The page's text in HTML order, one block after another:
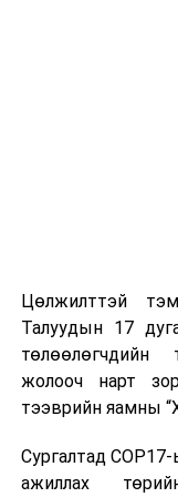
ДАРААХ МЭДЭЭ
Израил улстай
хөтөлбөр
"Хөнгөлөлттэй
боломжтой болжээ
Цөлжилттэй
Талуудын 17
төлөөлөгчдийн
жолооч нарт
тээврийн яамны
Сургалтад
ажиллах